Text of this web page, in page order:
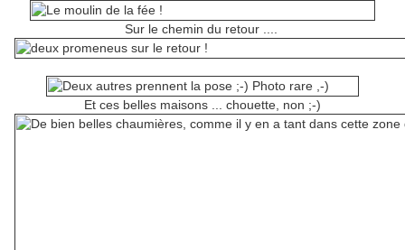
Sur le chemin du retour ....
Et ces belles maisons ... chouette, non ;-)